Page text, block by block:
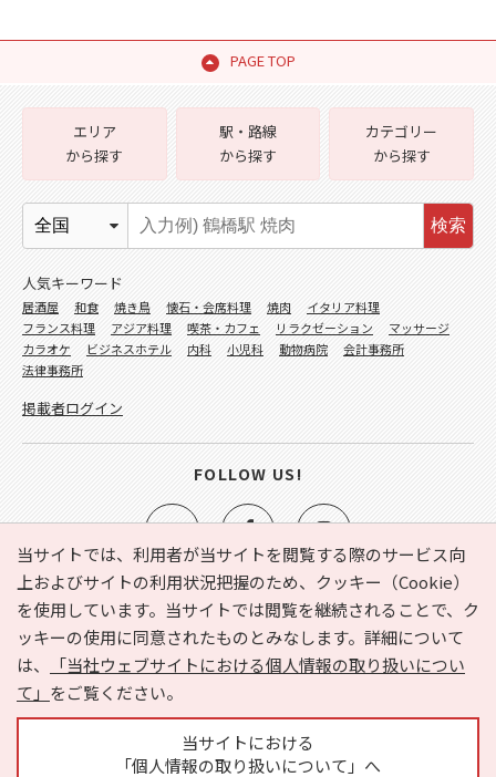
PAGE TOP
当サイトでは、利用者が当サイトを閲覧する際のサービス向
上およびサイトの利用状況把握のため、クッキー（Cookie）
を使用しています。当サイトでは閲覧を継続されることで、ク
ッキーの使用に同意されたものとみなします。詳細について
は、
「当社ウェブサイトにおける個人情報の取り扱いについ
て」 をご覧ください。
当サイトにおける
「個人情報の取り扱いについて」へ
e-NAVITA（イーナビタ）とは？ お気に入り
ヘルプ
利用規約
個人情報の取り扱いについて
運営会社
サイトマップ
広告掲載に関するお問い合わせ
エリア
から探す
駅・路線
から探す
カテゴリー
から探す
検索
人気キーワード
居酒屋 和食 焼き鳥 懐石・会席料理 焼肉
イタリア料理
フランス料理
アジア料理 喫茶・カフェ リラクゼーション
マッサージ
カラオケ
ビジネスホテル 内科 小児科 動物病院
会計事務所
法律事務所
掲載者ログイン
FOLLOW US!